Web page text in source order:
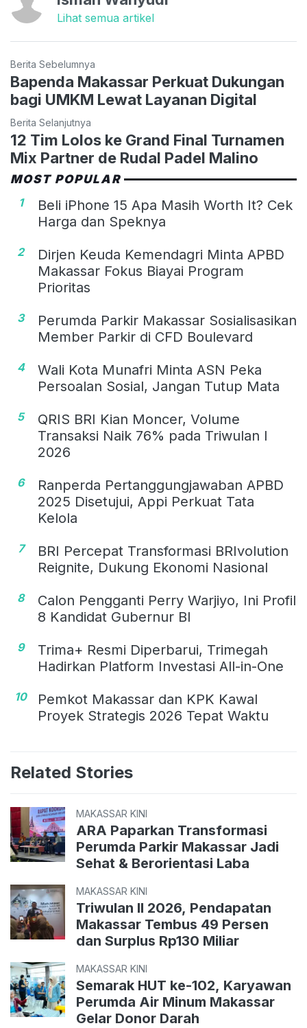
Lihat semua artikel
Berita Sebelumnya
Bapenda Makassar Perkuat Dukungan
bagi UMKM Lewat Layanan Digital
Berita Selanjutnya
12 Tim Lolos ke Grand Final Turnamen
Mix Partner de Rudal Padel Malino
MOST POPULAR
1
Beli iPhone 15 Apa Masih Worth It? Cek
Harga dan Speknya
2
Dirjen Keuda Kemendagri Minta APBD
Makassar Fokus Biayai Program
Prioritas
3
Perumda Parkir Makassar Sosialisasikan
Member Parkir di CFD Boulevard
4
Wali Kota Munafri Minta ASN Peka
Persoalan Sosial, Jangan Tutup Mata
5
QRIS BRI Kian Moncer, Volume
Transaksi Naik 76% pada Triwulan I
2026
6
Ranperda Pertanggungjawaban APBD
2025 Disetujui, Appi Perkuat Tata
Kelola
7
BRI Percepat Transformasi BRIvolution
Reignite, Dukung Ekonomi Nasional
8
Calon Pengganti Perry Warjiyo, Ini Profil
8 Kandidat Gubernur BI
9
Trima+ Resmi Diperbarui, Trimegah
Hadirkan Platform Investasi All-in-One
10
Pemkot Makassar dan KPK Kawal
Proyek Strategis 2026 Tepat Waktu
Related Stories
MAKASSAR KINI
ARA Paparkan Transformasi
Perumda Parkir Makassar Jadi
Sehat & Berorientasi Laba
MAKASSAR KINI
Triwulan II 2026, Pendapatan
Makassar Tembus 49 Persen
dan Surplus Rp130 Miliar
MAKASSAR KINI
Semarak HUT ke-102, Karyawan
Perumda Air Minum Makassar
Gelar Donor Darah